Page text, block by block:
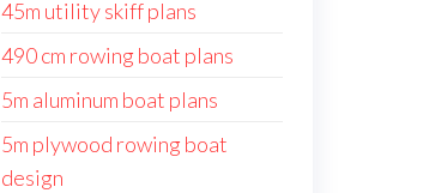
45m utility skiff plans
490 cm rowing boat plans
5m aluminum boat plans
5m plywood rowing boat
design